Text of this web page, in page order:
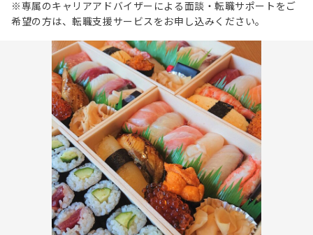
※専属のキャリアアドバイザーによる面談・転職サポートをご
希望の方は、転職支援サービスをお申し込みください。